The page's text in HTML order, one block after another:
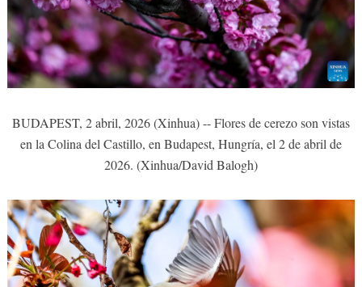
BUDAPEST, 2 abril, 2026 (Xinhua) -- Flores de cerezo son vistas
en la Colina del Castillo, en Budapest, Hungría, el 2 de abril de
2026. (Xinhua/David Balogh)